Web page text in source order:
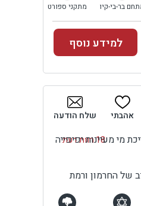
בר-בי-קיו מתקני ספורט
למידע נוסף
18 חוות דעת
מי מעיינות יפיפייה
של החרמון ורמת
אהבתי שלח הודעה